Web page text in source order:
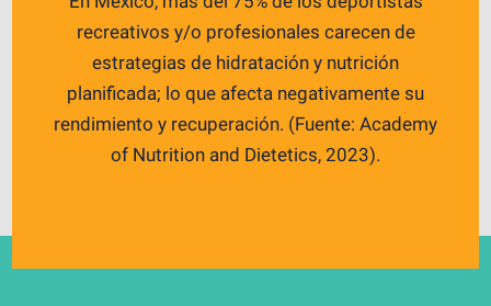
recreativos y/o profesionales carecen de
estrategias de hidratación y nutrición
planificada; lo que afecta negativamente su
rendimiento y recuperación. (Fuente: Academy
of Nutrition and Dietetics, 2023).